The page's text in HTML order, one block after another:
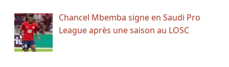
Chancel Mbemba signe en Saudi Pro
League après une saison au LOSC